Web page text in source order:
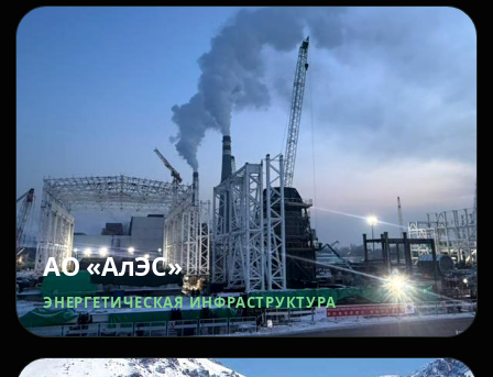
АО «АлЭС»
ЭНЕРГЕТИЧЕСКАЯ ИНФРАСТРУКТУРА